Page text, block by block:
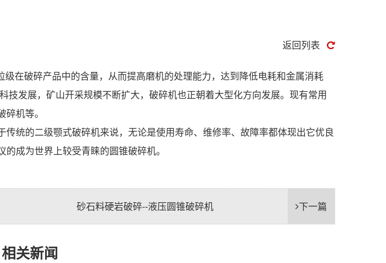
返回列表
在破碎产品中的含量，从而提高磨机的处理能力，达到降低电耗和金属消耗
发展，矿山开采规模不断扩大，破碎机也正朝着大型化方向发展。现有常用
机等。
的二级颚式破碎机来说，无论是使用寿命、维修率、故障率都体现出它优良
成为世界上较受青睐的圆锥破碎机。
下一篇
砂石料硬岩破碎--液压圆锥破碎机
相关新闻